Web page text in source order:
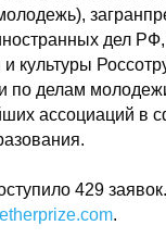
дел
культуры
по делам
ассоциаций в
429
.